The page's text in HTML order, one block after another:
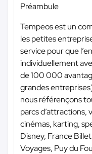
Préambule
Tempeos est un
les petites
service pour que
individuellement
de 100 000
grandes
nous référençons
parcs d’attractions,
cinémas, karting,
Disney, France
Voyages, Puy du